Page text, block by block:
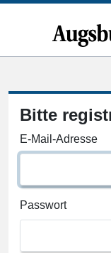
Bitte
E-Mail-Adresse
Passwort